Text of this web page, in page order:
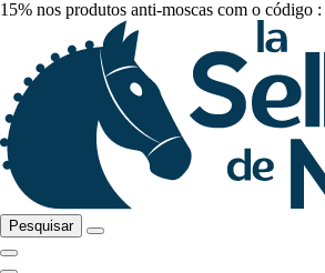
15% nos produtos anti-moscas com o código :
Pesquisar